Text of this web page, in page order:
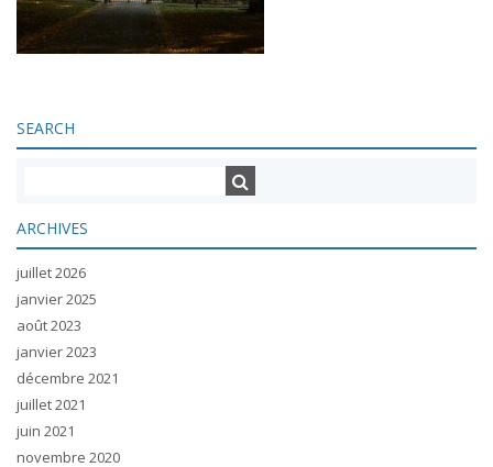
SEARCH
ARCHIVES
juillet 2026
janvier 2025
août 2023
janvier 2023
décembre 2021
juillet 2021
juin 2021
novembre 2020